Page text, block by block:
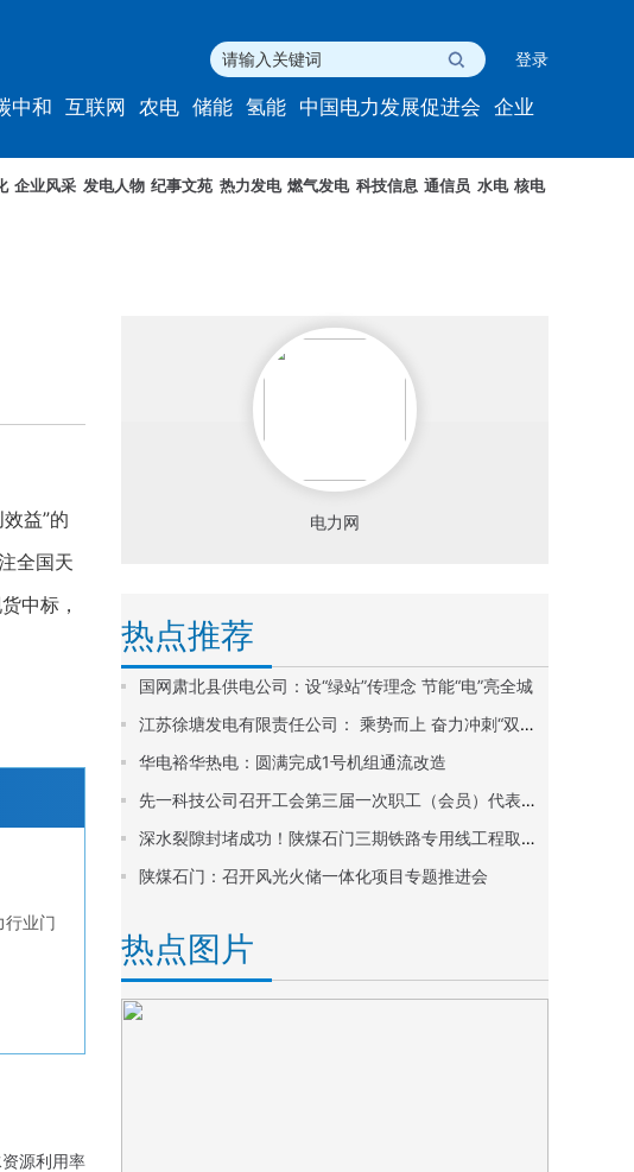
登录
中和 互联网 农电 储能 氢能 中国电力发展促进会 企业
企业风采 发电人物 纪事文苑 热力发电 燃气发电 科技信息 通信员 水电 核电
益”的
全国天
中标，
行业门
源利用率
电力网
热点推荐
国网肃北县供电公司：设“绿站”传理念 节能“电”亮全城
江苏徐塘发电有限责任公司： 乘势而上 奋力冲刺“双过半”
华电裕华热电：圆满完成1号机组通流改造
先一科技公司召开工会第三届一次职工（会员）代表大会
深水裂隙封堵成功！陕煤石门三期铁路专用线工程取得重大突破
陕煤石门：召开风光火储一体化项目专题推进会
热点图片